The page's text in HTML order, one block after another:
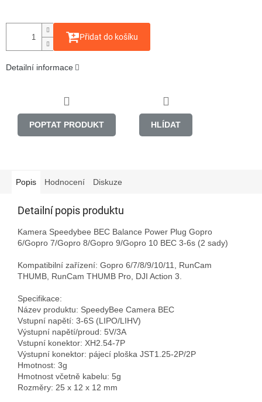
Přidat do košíku
Detailní informace
POPTAT PRODUKT HLÍDAT
Popis Hodnocení Diskuze
Detailní popis produktu
Kamera Speedybee BEC Balance Power Plug Gopro
6/Gopro 7/Gopro 8/Gopro 9/Gopro 10 BEC 3-6s (2 sady)
Kompatibilní zařízení: Gopro 6/7/8/9/10/11, RunCam
THUMB, RunCam THUMB Pro, DJI Action 3.
Specifikace:
Název produktu: SpeedyBee Camera BEC
Vstupní napětí: 3-6S (LIPO/LIHV)
Výstupní napětí/proud: 5V/3A
Vstupní konektor: XH2.54-7P
Výstupní konektor: pájecí ploška JST1.25-2P/2P
Hmotnost: 3g
Hmotnost včetně kabelu: 5g